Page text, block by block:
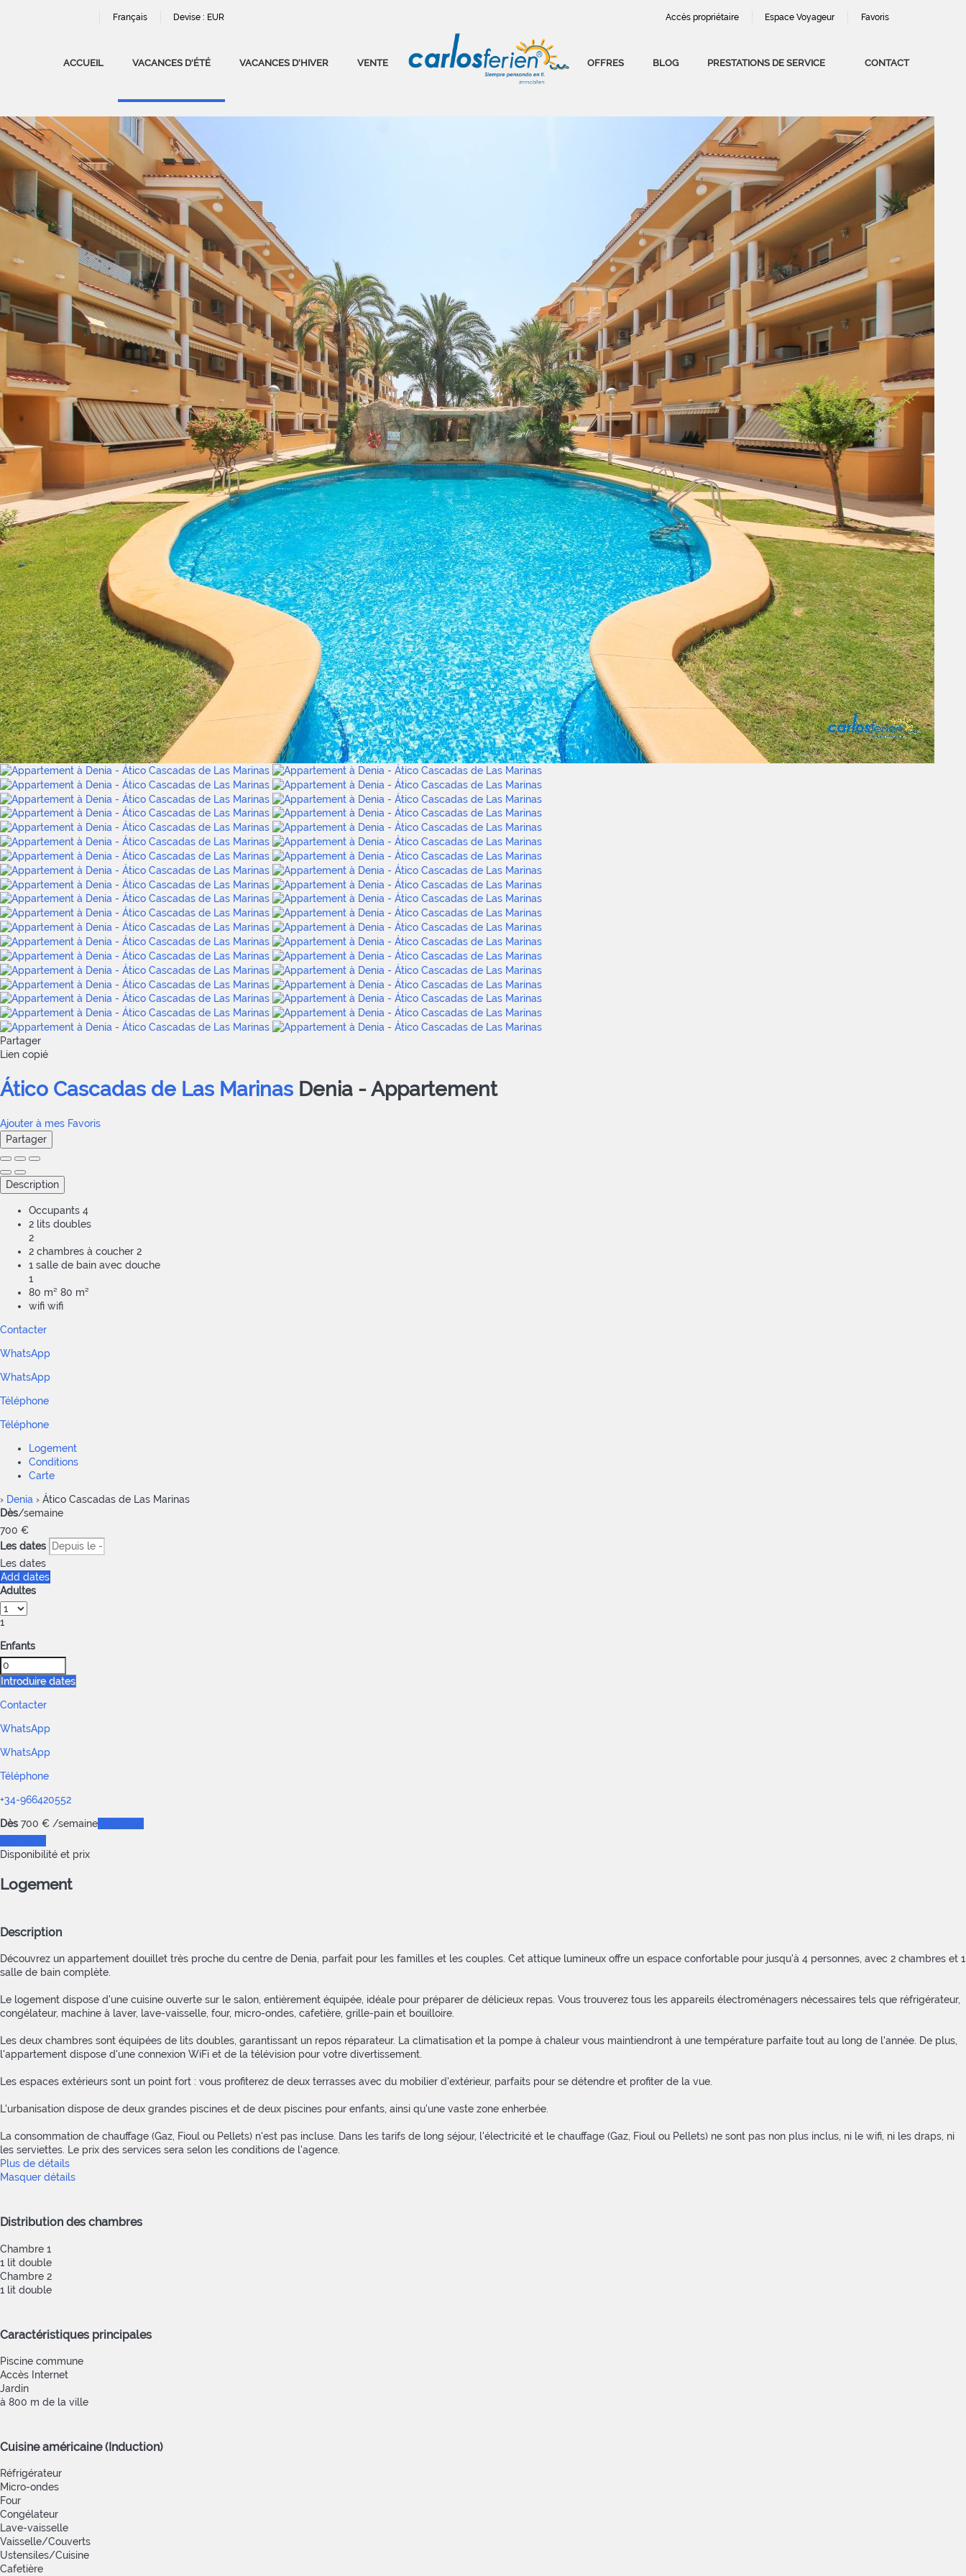
Français Devise : EUR Favoris
Espace Voyageur
Accès propriétaire
ACCUEIL VACANCES D'ÉTÉ VACANCES D'HIVER VENTE OFFRES BLOG PRESTATIONS DE SERVICE CONTACT
Partager
Lien copié
Ático Cascadas de Las Marinas Denia -Appartement
Ajouter à mes Favoris
Partager
Description
Occupants 4
2 lits doubles
2
2 chambres à coucher 2
1 salle de bain avec douche
1
80 m² 80 m²
wifi wifi
Contacter
WhatsApp
WhatsApp
Téléphone
Téléphone
Logement
Conditions
Carte
› Denia › Ático Cascadas de Las Marinas
Dès/semaine
700 €
Les dates
Les dates
Add dates
Adultes
1
Enfants
Introduire dates
Contacter
WhatsApp
WhatsApp
Téléphone
+34-966420552
Dès 700 € /semaine
Disponibilité et prix
Logement
Description
Découvrez un appartement douillet très proche du centre de Denia, parfait pour les familles et les couples. Cet attique lumineux offre un espace confortable pour jusqu'à 4 personnes, avec 2 chambres et 1
salle de bain complète.
Le logement dispose d'une cuisine ouverte sur le salon, entièrement équipée, idéale pour préparer de délicieux repas. Vous trouverez tous les appareils électroménagers nécessaires tels que réfrigérateur,
congélateur, machine à laver, lave-vaisselle, four, micro-ondes, cafetière, grille-pain et bouilloire.
Les deux chambres sont équipées de lits doubles, garantissant un repos réparateur. La climatisation et la pompe à chaleur vous maintiendront à une température parfaite tout au long de l'année. De plus,
l'appartement dispose d'une connexion WiFi et de la télévision pour votre divertissement.
Les espaces extérieurs sont un point fort : vous profiterez de deux terrasses avec du mobilier d'extérieur, parfaits pour se détendre et profiter de la vue.
L'urbanisation dispose de deux grandes piscines et de deux piscines pour enfants, ainsi qu'une vaste zone enherbée.
La consommation de chauffage (Gaz, Fioul ou Pellets) n'est pas incluse. Dans les tarifs de long séjour, l'électricité et le chauffage (Gaz, Fioul ou Pellets) ne sont pas non plus inclus, ni le wifi, ni les draps, ni
les serviettes. Le prix des services sera selon les conditions de l'agence.
Plus de détails
Masquer détails
Distribution des chambres
Chambre 1
1 lit double
Chambre 2
1 lit double
Caractéristiques principales
Piscine commune
Accès Internet
Jardin
à 800 m de la ville
Cuisine américaine (Induction)
Réfrigérateur
Micro-ondes
Four
Congélateur
Lave-vaisselle
Vaisselle/Couverts
Ustensiles/Cuisine
Cafetière